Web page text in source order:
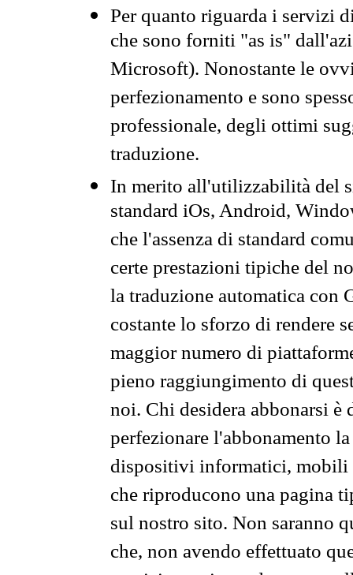
Per quanto riguarda i servizi
che sono forniti "as is"
Microsoft). Nonostante le
perfezionamento e sono
professionale, degli ottimi
traduzione.
In merito all'utilizzabilità del
standard iOs, Android,
che l'assenza di standard
certe prestazioni tipiche del
la traduzione automatica con
costante lo sforzo di rendere
maggior numero di
pieno raggiungimento di
noi. Chi desidera abbonarsi
perfezionare l'abbonamento
dispositivi informatici, mobili
che riproducono una pagina
sul nostro sito. Non saranno
che, non avendo effettuato